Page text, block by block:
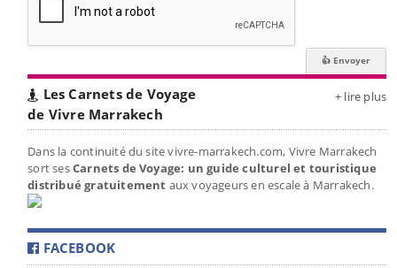
Les Carnets de Voyage
de Vivre Marrakech
+ lire plus
Dans la continuité du site vivre-marrakech.com, Vivre Marrakech
sort sesCarnets de Voyage: un guide culturel et touristique
distribué gratuitement aux voyageurs en escale à Marrakech.
FACEBOOK